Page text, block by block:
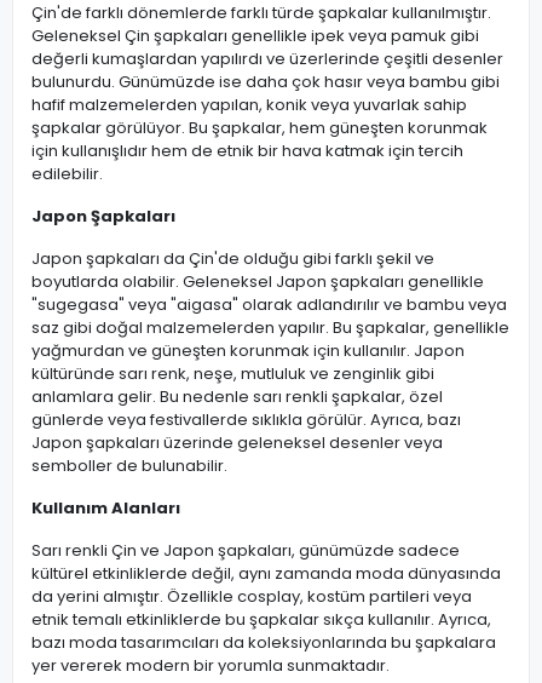
Çin'de farklı dönemlerde farklı türde şapkalar kullanılmıştır.
Geleneksel Çin şapkaları genellikle ipek veya pamuk gibi
değerli kumaşlardan yapılırdı ve üzerlerinde çeşitli desenler
bulunurdu. Günümüzde ise daha çok hasır veya bambu gibi
hafif malzemelerden yapılan, konik veya yuvarlak sahip
şapkalar görülüyor. Bu şapkalar, hem güneşten korunmak
için kullanışlıdır hem de etnik bir hava katmak için tercih
edilebilir.
Japon Şapkaları
Japon şapkaları da Çin'de olduğu gibi farklı şekil ve
boyutlarda olabilir. Geleneksel Japon şapkaları genellikle
"sugegasa" veya "aigasa" olarak adlandırılır ve bambu veya
saz gibi doğal malzemelerden yapılır. Bu şapkalar, genellikle
yağmurdan ve güneşten korunmak için kullanılır. Japon
kültüründe sarı renk, neşe, mutluluk ve zenginlik gibi
anlamlara gelir. Bu nedenle sarı renkli şapkalar, özel
günlerde veya festivallerde sıklıkla görülür. Ayrıca, bazı
Japon şapkaları üzerinde geleneksel desenler veya
semboller de bulunabilir.
Kullanım Alanları
Sarı renkli Çin ve Japon şapkaları, günümüzde sadece
kültürel etkinliklerde değil, aynı zamanda moda dünyasında
da yerini almıştır. Özellikle cosplay, kostüm partileri veya
etnik temalı etkinliklerde bu şapkalar sıkça kullanılır. Ayrıca,
bazı moda tasarımcıları da koleksiyonlarında bu şapkalara
yer vererek modern bir yorumla sunmaktadır.